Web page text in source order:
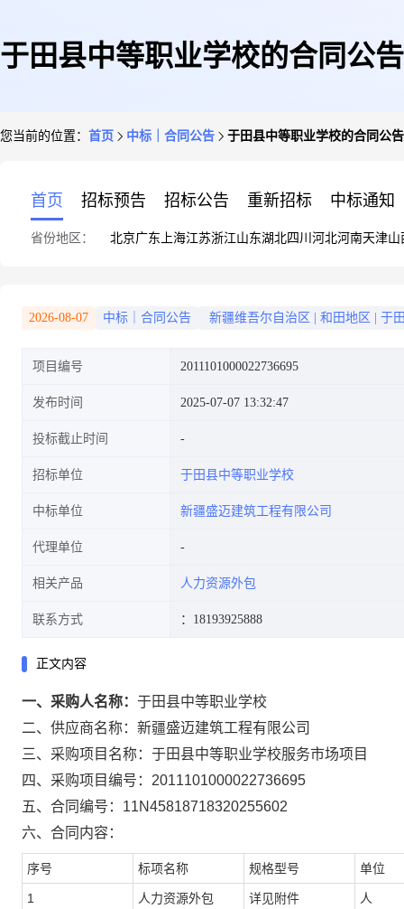
于田县中等职业学校的合同公告
您当前的位置： 首页 中标｜合同公告 于田县中等职业学校的合同公告
首页 招标预告 招标公告 重新招标 中标通知
省份地区： 北京广东 上海江苏浙江山东湖北四川 河北河南天津山
2026-08-07 中标｜合同公告 新疆维吾尔自治区 和田地区 于
项目编号 2011101000022736695
发布时间 2025-07-07 13:32:47
投标截止时间
招标单位 于田县中等职业学校
中标单位 新疆盛迈建筑工程有限公司
代理单位
相关产品 人力资源外包
联系方式 ：18193925888
正文内容
一、采购人名称： 于田县中等职业学校
二、供应商名称： 新疆盛迈建筑工程有限公司
三、采购项目名称： 于田县中等职业学校服务市场项目
四、采购项目编号： 2011101000022736695
五、合同编号： 11N45818718320255602
六、合同内容：
序号 标项名称 规格型号 单位
1 人力资源外包 详见附件 人